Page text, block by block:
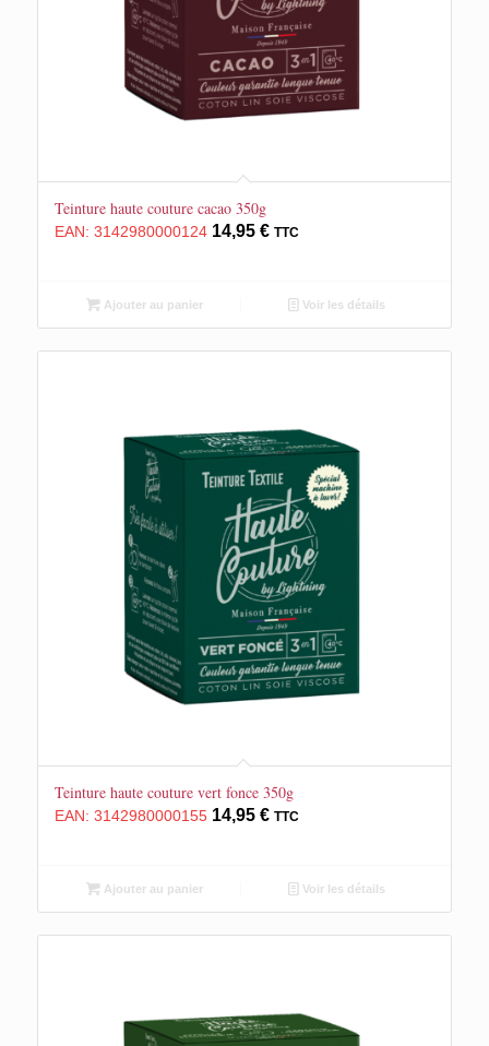
Teinture haute couture cacao 350g
EAN: 3142980000124 14,95 € TTC
Ajouter au panier Voir les détails
Teinture haute couture vert fonce 350g
EAN: 3142980000155 14,95 € TTC
Ajouter au panier Voir les détails